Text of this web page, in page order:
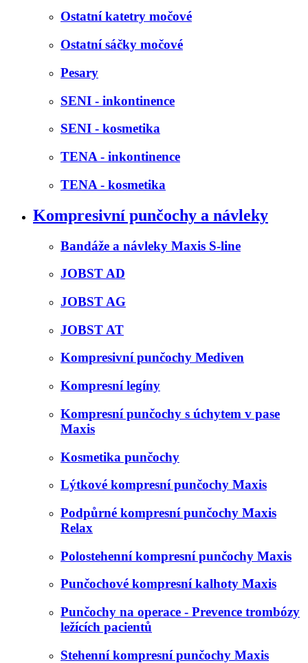
Ostatní katetry močové
Ostatní sáčky močové
Pesary
SENI - inkontinence
SENI - kosmetika
TENA - inkontinence
TENA - kosmetika
Kompresivní punčochy a návleky
Bandáže a návleky Maxis S-line
JOBST AD
JOBST AG
JOBST AT
Kompresivní punčochy Mediven
Kompresní legíny
Kompresní punčochy s úchytem v pase
Maxis
Kosmetika punčochy
Lýtkové kompresní punčochy Maxis
Podpůrné kompresní punčochy Maxis
Relax
Polostehenní kompresní punčochy Maxis
Punčochové kompresní kalhoty Maxis
Punčochy na operace - Prevence trombózy
ležících pacientů
Stehenní kompresní punčochy Maxis